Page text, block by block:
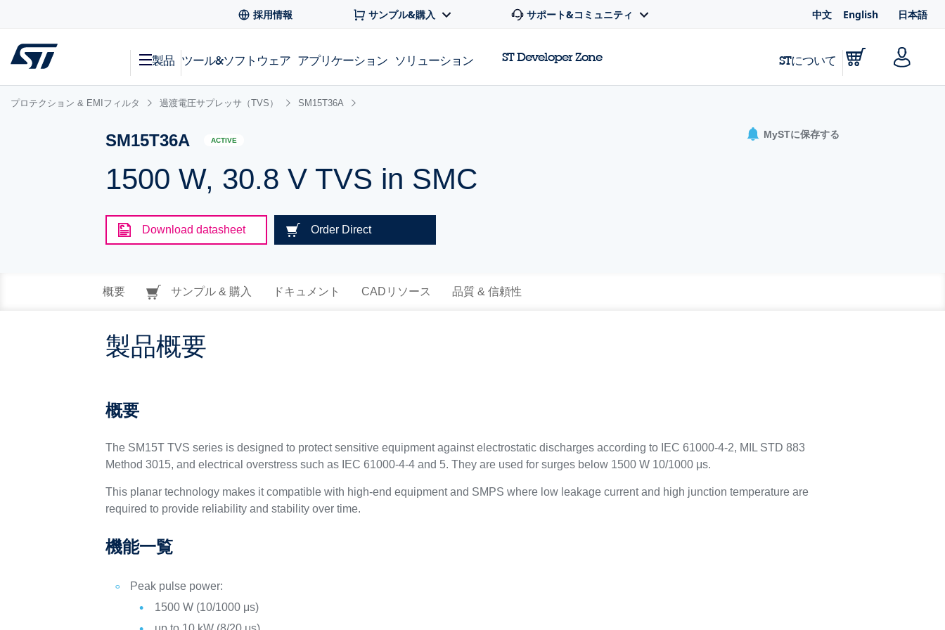
採用情報 サンプル&購入 サポート&コミュニティ 中文 English 日本語
製品 ツール&ソフトウェア アプリケーション ソリューション ST Developer Zone STについて
プロテクション & EMIフィルタ 過渡電圧サプレッサ（TVS） SM15T36A
SM15T36A ACTIVE
1500 W, 30.8 V TVS in SMC
MySTに保存する
Download datasheet Order Direct
概要 サンプル & 購入 ドキュメント CADリソース 品質 & 信頼性
製品概要
概要
The SM15T TVS series is designed to protect sensitive equipment against electrostatic discharges according to IEC 61000-4-2, MIL STD 883
Method 3015, and electrical overstress such as IEC 61000-4-4 and 5. They are used for surges below 1500 W 10/1000 μs.
This planar technology makes it compatible with high-end equipment and SMPS where low leakage current and high junction temperature are
required to provide reliability and stability over time.
機能一覧
Peak pulse power:
1500 W (10/1000 μs)